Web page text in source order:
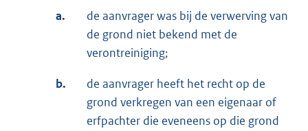
a.
de aanvrager was bij de verwerving van
de grond niet bekend met de
verontreiniging;
b.
de aanvrager heeft het recht op de
grond verkregen van een eigenaar of
erfpachter die eveneens op die grond